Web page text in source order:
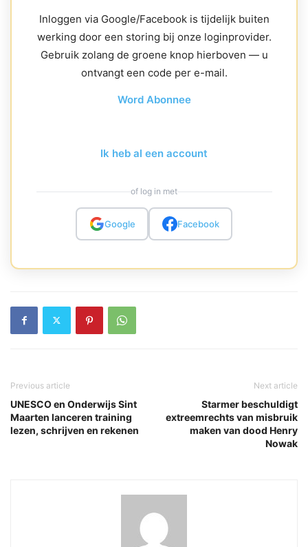
Inloggen via Google/Facebook is tijdelijk buiten
werking door een storing bij onze loginprovider.
Gebruik zolang de groene knop hierboven — u
ontvangt een code per e-mail.
Word Abonnee
Ik heb al een account
of log in met
Google Facebook
Previous article
UNESCO en Onderwijs Sint
Maarten lanceren training
lezen, schrijven en rekenen
Next article
Starmer beschuldigt
extreemrechts van misbruik
maken van dood Henry
Nowak